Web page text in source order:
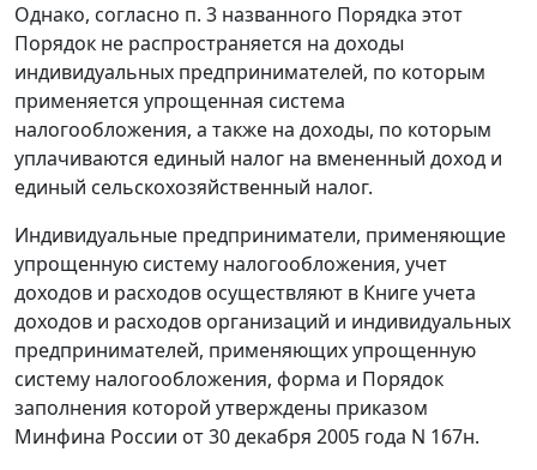
Однако, согласно п. 3 названного Порядка этот
Порядок не распространяется на доходы
индивидуальных предпринимателей, по которым
применяется упрощенная система
налогообложения, а также на доходы, по которым
уплачиваются единый налог на вмененный доход и
единый сельскохозяйственный налог.
Индивидуальные предприниматели, применяющие
упрощенную систему налогообложения, учет
доходов и расходов осуществляют в Книге учета
доходов и расходов организаций и индивидуальных
предпринимателей, применяющих упрощенную
систему налогообложения, форма и Порядок
заполнения которой утверждены приказом
Минфина России от 30 декабря 2005 года N 167н.